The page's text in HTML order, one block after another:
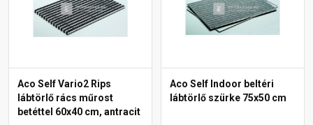
Aco Self Vario2 Rips
lábtörlő rács műrost
betéttel 60x40 cm, antracit
Aco Self Indoor beltéri
lábtörlő szürke 75x50 cm